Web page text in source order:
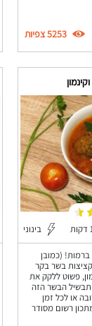
5253 צפיות
בינוני
(כמובן
בשר בקר
פשוט ללקק את
הבשר הזה
או לכל זמן
רשום מסודר